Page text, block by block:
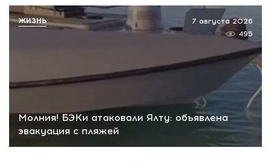
Молния! БЭКи атаковали Ялту: объявлена
эвакуация с пляжей
7 августа 2026
495
ЖИЗНЬ